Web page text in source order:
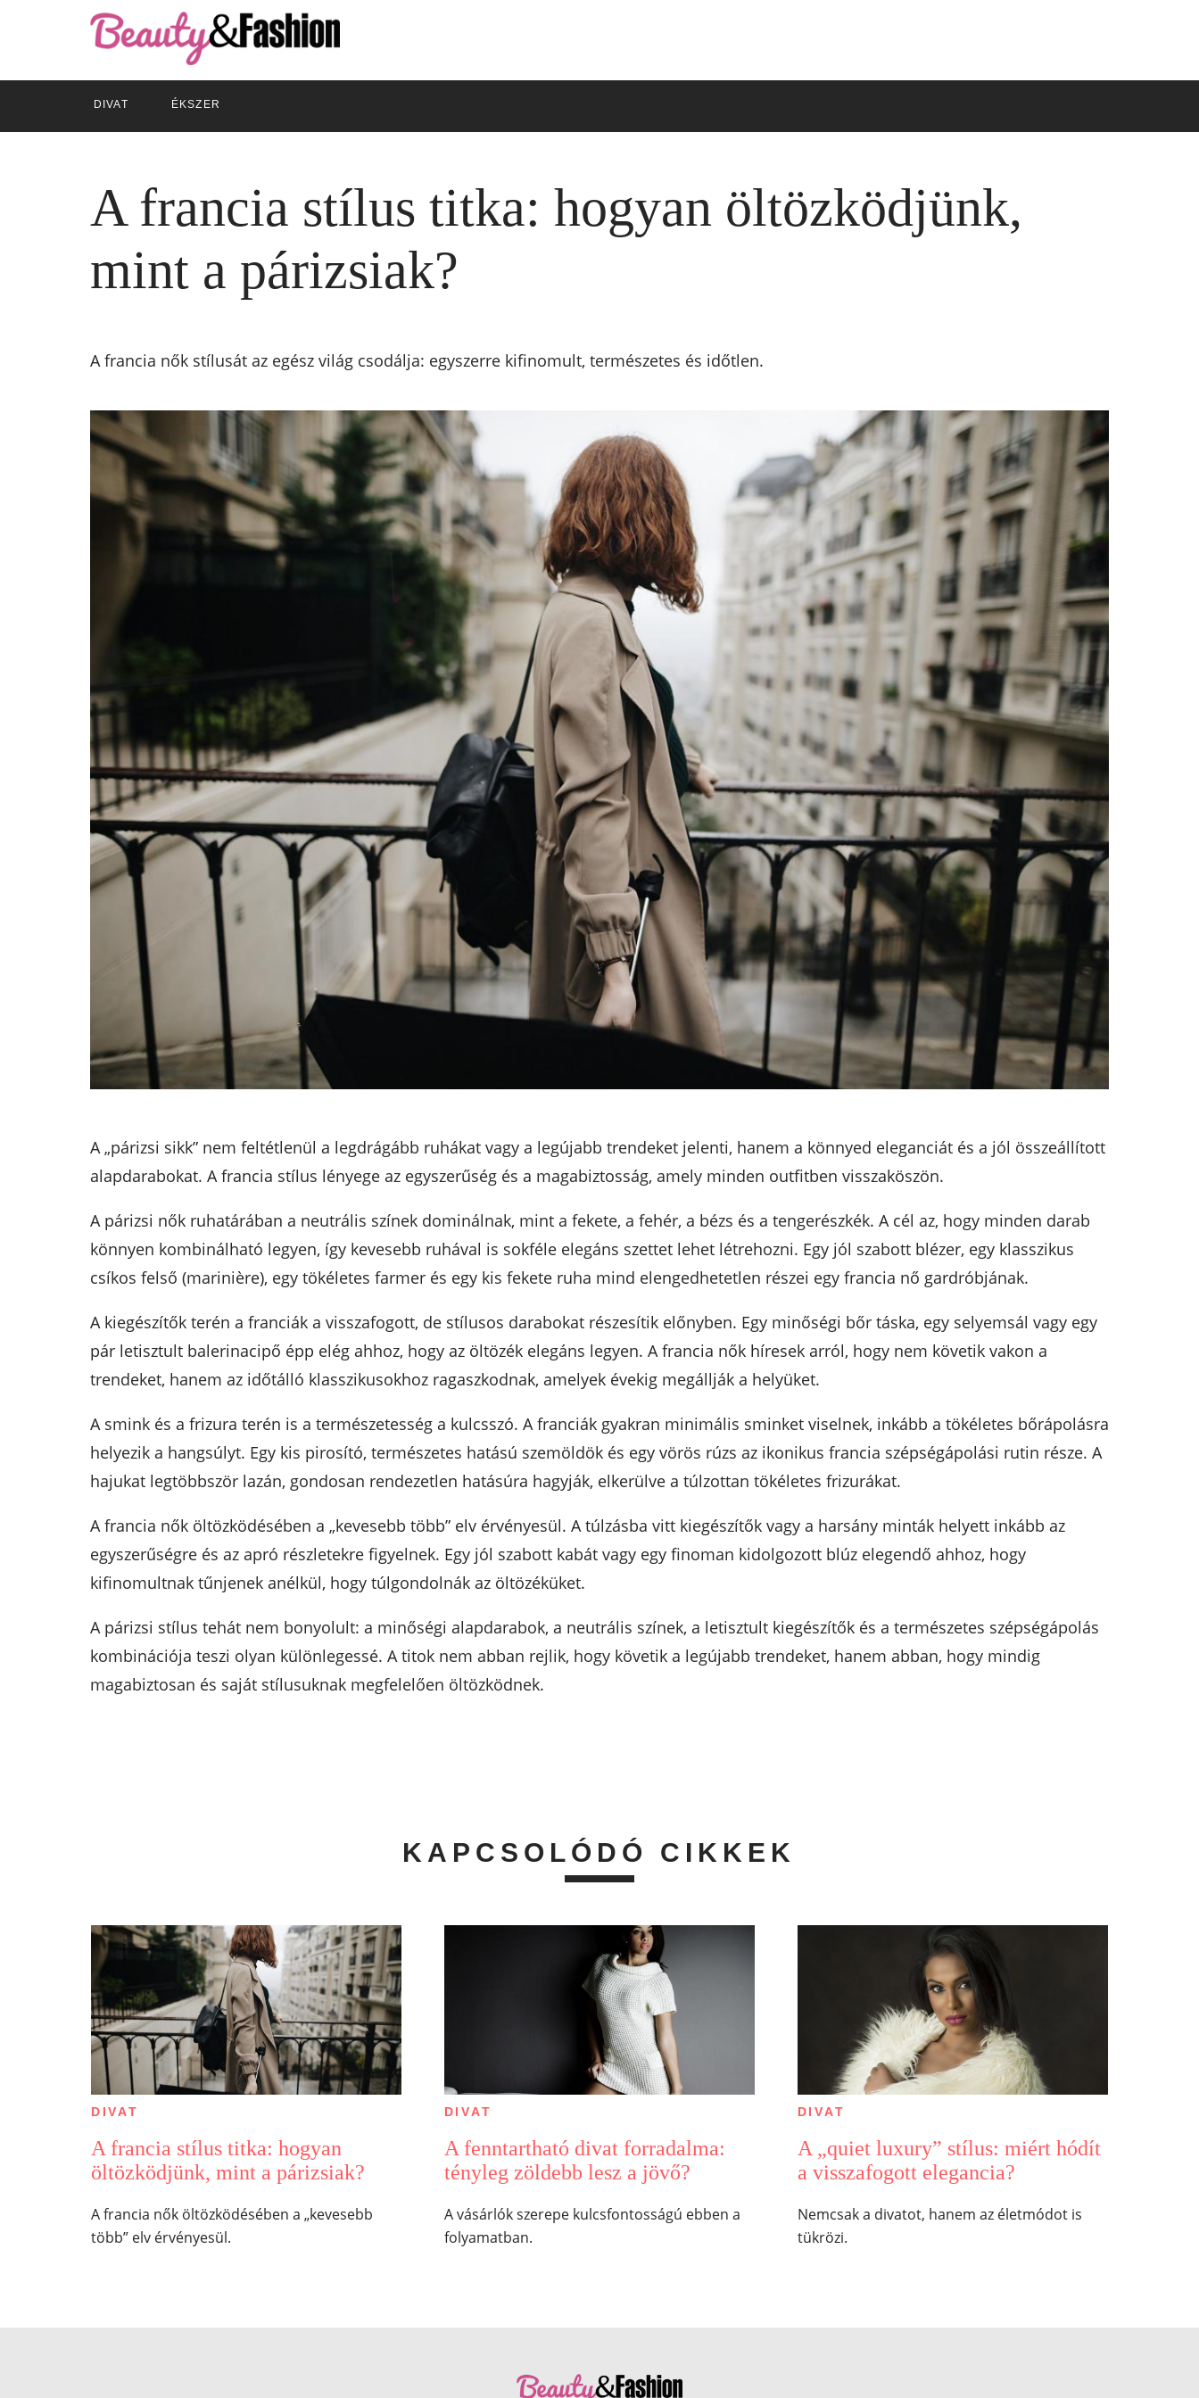
DIVAT ÉKSZER
A francia stílus titka: hogyan öltözködjünk,
mint a párizsiak?
A francia nők stílusát az egész világ csodálja: egyszerre kifinomult, természetes és időtlen.
A „párizsi sikk” nem feltétlenül a legdrágább ruhákat vagy a legújabb trendeket jelenti, hanem a könnyed eleganciát és a jól összeállított
alapdarabokat. A francia stílus lényege az egyszerűség és a magabiztosság, amely minden outfitben visszaköszön.
A párizsi nők ruhatárában a neutrális színek dominálnak, mint a fekete, a fehér, a bézs és a tengerészkék. A cél az, hogy minden darab
könnyen kombinálható legyen, így kevesebb ruhával is sokféle elegáns szettet lehet létrehozni. Egy jól szabott blézer, egy klasszikus
csíkos felső (marinière), egy tökéletes farmer és egy kis fekete ruha mind elengedhetetlen részei egy francia nő gardróbjának.
A kiegészítők terén a franciák a visszafogott, de stílusos darabokat részesítik előnyben. Egy minőségi bőr táska, egy selyemsál vagy egy
pár letisztult balerinacipő épp elég ahhoz, hogy az öltözék elegáns legyen. A francia nők híresek arról, hogy nem követik vakon a
trendeket, hanem az időtálló klasszikusokhoz ragaszkodnak, amelyek évekig megállják a helyüket.
A smink és a frizura terén is a természetesség a kulcsszó. A franciák gyakran minimális sminket viselnek, inkább a tökéletes bőrápolásra
helyezik a hangsúlyt. Egy kis pirosító, természetes hatású szemöldök és egy vörös rúzs az ikonikus francia szépségápolási rutin része. A
hajukat legtöbbször lazán, gondosan rendezetlen hatásúra hagyják, elkerülve a túlzottan tökéletes frizurákat.
A francia nők öltözködésében a „kevesebb több” elv érvényesül. A túlzásba vitt kiegészítők vagy a harsány minták helyett inkább az
egyszerűségre és az apró részletekre figyelnek. Egy jól szabott kabát vagy egy finoman kidolgozott blúz elegendő ahhoz, hogy
kifinomultnak tűnjenek anélkül, hogy túlgondolnák az öltözéküket.
A párizsi stílus tehát nem bonyolult: a minőségi alapdarabok, a neutrális színek, a letisztult kiegészítők és a természetes szépségápolás
kombinációja teszi olyan különlegessé. A titok nem abban rejlik, hogy követik a legújabb trendeket, hanem abban, hogy mindig
magabiztosan és saját stílusuknak megfelelően öltözködnek.
KAPCSOLÓDÓ CIKKEK
DIVAT
A francia stílus titka: hogyan
öltözködjünk, mint a párizsiak?
A francia nők öltözködésében a „kevesebb
több” elv érvényesül.
DIVAT
A fenntartható divat forradalma:
tényleg zöldebb lesz a jövő?
A vásárlók szerepe kulcsfontosságú ebben a
folyamatban.
DIVAT
A „quiet luxury” stílus: miért hódít
a visszafogott elegancia?
Nemcsak a divatot, hanem az életmódot is
tükrözi.